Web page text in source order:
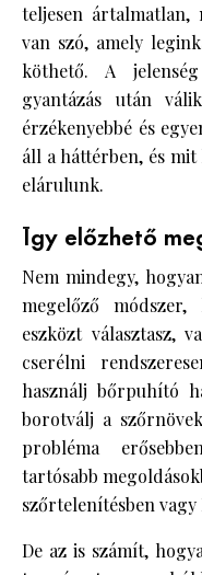
teljesen
van szó, amely
köthető. A
gyantázás után
érzékenyebbé és
áll a háttérben, és
elárulunk.
Így előzhető
Nem mindegy,
megelőző
eszközt választasz,
cserélni
használj bőrpuhító
borotválj a
probléma
tartósabb
szőrtelenítésben
De az is számít,